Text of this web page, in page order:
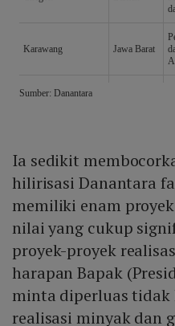
Ia sedikit
hilirisasi Danantara
memiliki enam
nilai yang cukup
proyek-proyek
harapan Bapak
minta diperluas tidak
realisasi minyak dan